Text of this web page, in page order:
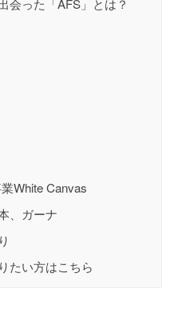
会った「AFS」とは？
White Canvas
、ガーナ
たい方はこちら